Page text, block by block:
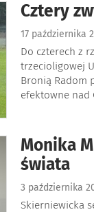
Cztery
17 października
Do czterech z
trzecioligowej
Bronią Radom
efektowne nad
Monika
świata
3 października
Skierniewicka